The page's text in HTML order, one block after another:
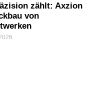
zählt: Axzion
von